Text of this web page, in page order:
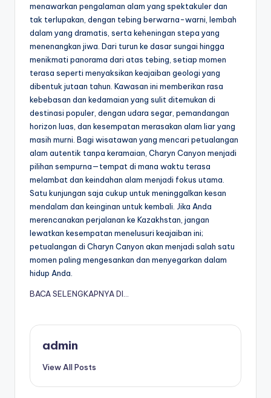
menawarkan pengalaman alam yang spektakuler dan
tak terlupakan, dengan tebing berwarna-warni, lembah
dalam yang dramatis, serta keheningan stepa yang
menenangkan jiwa. Dari turun ke dasar sungai hingga
menikmati panorama dari atas tebing, setiap momen
terasa seperti menyaksikan keajaiban geologi yang
dibentuk jutaan tahun. Kawasan ini memberikan rasa
kebebasan dan kedamaian yang sulit ditemukan di
destinasi populer, dengan udara segar, pemandangan
horizon luas, dan kesempatan merasakan alam liar yang
masih murni. Bagi wisatawan yang mencari petualangan
alam autentik tanpa keramaian, Charyn Canyon menjadi
pilihan sempurna—tempat di mana waktu terasa
melambat dan keindahan alam menjadi fokus utama.
Satu kunjungan saja cukup untuk meninggalkan kesan
mendalam dan keinginan untuk kembali. Jika Anda
merencanakan perjalanan ke Kazakhstan, jangan
lewatkan kesempatan menelusuri keajaiban ini;
petualangan di Charyn Canyon akan menjadi salah satu
momen paling mengesankan dan menyegarkan dalam
hidup Anda.
BACA SELENGKAPNYA DI…
admin
View All Posts